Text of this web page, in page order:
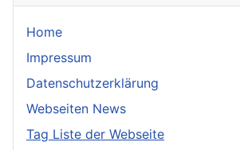
Home
Impressum
Datenschutzerklärung
Webseiten News
Tag Liste der Webseite